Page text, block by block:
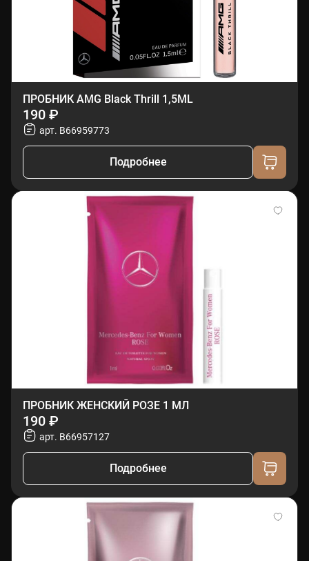
ПРОБНИК AMG Black Thrill 1,5ML
190 ₽
арт. B66959773
Подробнее
ПРОБНИК ЖЕНСКИЙ РОЗЕ 1 МЛ
190 ₽
арт. B66957127
Подробнее